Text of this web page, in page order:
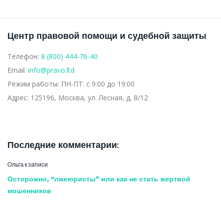
Центр правовой помощи и судебной защиты
Телефон: 8 (800) 444-76-40
Email: info@pravo.ltd
Режим работы: ПН-ПТ: с 9:00 до 19:00
Адрес: 125196, Москва, ул. Лесная, д. 8/12
Последние комментарии:
Ольга к записи
Осторожно, “лжеюристы” или как не стать жертвой
мошенников